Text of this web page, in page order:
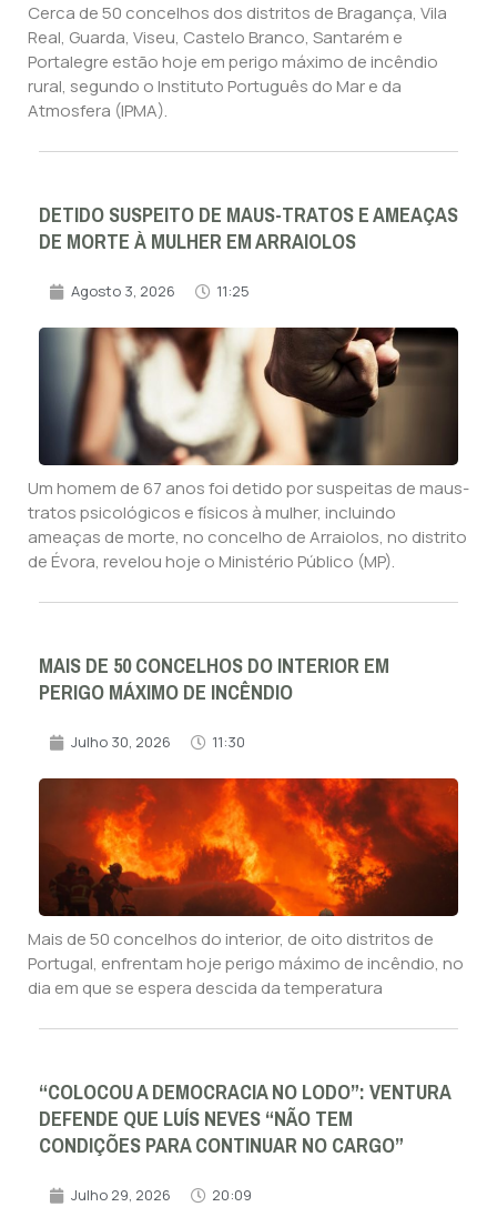
Cerca de 50 concelhos dos distritos de Bragança, Vila
Real, Guarda, Viseu, Castelo Branco, Santarém e
Portalegre estão hoje em perigo máximo de incêndio
rural, segundo o Instituto Português do Mar e da
Atmosfera (IPMA).
DETIDO SUSPEITO DE MAUS-TRATOS E AMEAÇAS
DE MORTE À MULHER EM ARRAIOLOS
Agosto 3, 2026 11:25
Um homem de 67 anos foi detido por suspeitas de maus-
tratos psicológicos e físicos à mulher, incluindo
ameaças de morte, no concelho de Arraiolos, no distrito
de Évora, revelou hoje o Ministério Público (MP).
MAIS DE 50 CONCELHOS DO INTERIOR EM
PERIGO MÁXIMO DE INCÊNDIO
Julho 30, 2026 11:30
Mais de 50 concelhos do interior, de oito distritos de
Portugal, enfrentam hoje perigo máximo de incêndio, no
dia em que se espera descida da temperatura
“COLOCOU A DEMOCRACIA NO LODO”: VENTURA
DEFENDE QUE LUÍS NEVES “NÃO TEM
CONDIÇÕES PARA CONTINUAR NO CARGO”
Julho 29, 2026 20:09